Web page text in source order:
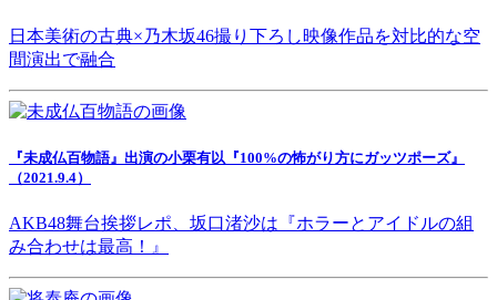
日本美術の古典×乃木坂46撮り下ろし映像作品を対比的な空
間演出で融合
『未成仏百物語』出演の小栗有以『100%の怖がり方にガッツポーズ』
（2021.9.4）
AKB48舞台挨拶レポ、坂口渚沙は『ホラーとアイドルの組
み合わせは最高！』